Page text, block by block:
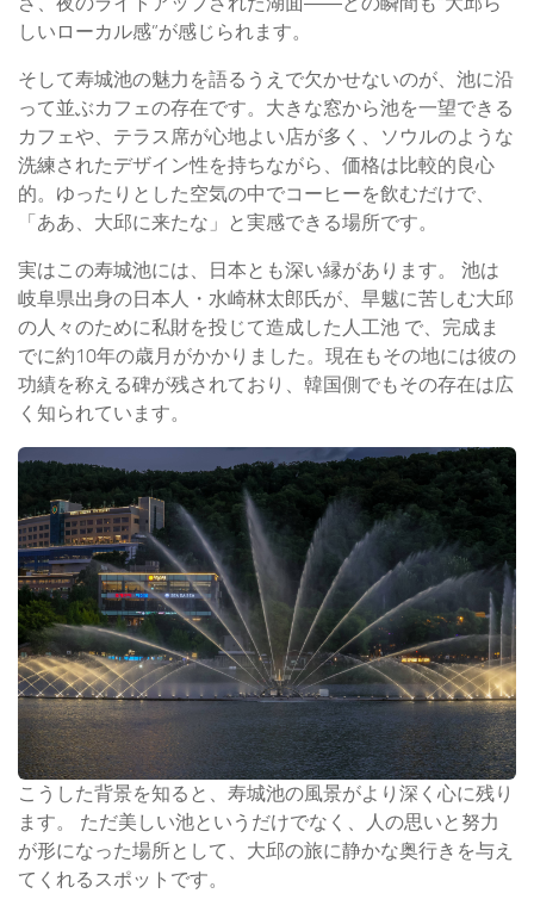
しいローカル感”が感じられます。
そして寿城池の魅力を語るうえで欠かせないのが、池に沿
って並ぶカフェの存在です。大きな窓から池を一望できる
カフェや、テラス席が心地よい店が多く、ソウルのような
洗練されたデザイン性を持ちながら、価格は比較的良心
的。ゆったりとした空気の中でコーヒーを飲むだけで、
「ああ、大邱に来たな」と実感できる場所です。
実はこの寿城池には、日本とも深い縁があります。 池は
岐阜県出身の日本人・水崎林太郎氏が、旱魃に苦しむ大邱
の人々のために私財を投じて造成した人工池 で、完成ま
でに約10年の歳月がかかりました。現在もその地には彼の
功績を称える碑が残されており、韓国側でもその存在は広
く知られています。
こうした背景を知ると、寿城池の風景がより深く心に残り
ます。 ただ美しい池というだけでなく、人の思いと努力
が形になった場所として、大邱の旅に静かな奥行きを与え
てくれるスポットです。